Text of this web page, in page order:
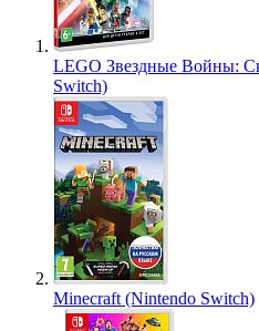
LEGO Звездные Войны:
Switch)
Minecraft (Nintendo Switch)